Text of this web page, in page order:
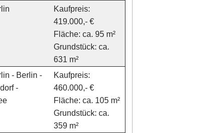
Kaufpreis:
419.000,- €
Fläche: ca. 95 m²
Grundstück: ca.
631 m²
- Berlin -
-
Kaufpreis:
460.000,- €
Fläche: ca. 105 m²
Grundstück: ca.
359 m²